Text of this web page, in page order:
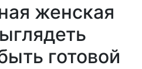
женская
готовой